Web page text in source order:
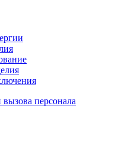
персонала